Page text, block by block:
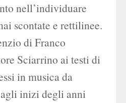
nell’individuare
scontate e rettilinee.
di Franco
Sciarrino ai testi di
in musica da
inizi degli anni